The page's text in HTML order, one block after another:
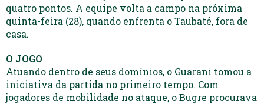
quatro pontos. A equipe volta a campo na próxima
quinta-feira (28), quando enfrenta o Taubaté, fora de
casa.
O JOGO
Atuando dentro de seus domínios, o Guarani tomou a
iniciativa da partida no primeiro tempo. Com
jogadores de mobilidade no ataque, o Bugre procurava